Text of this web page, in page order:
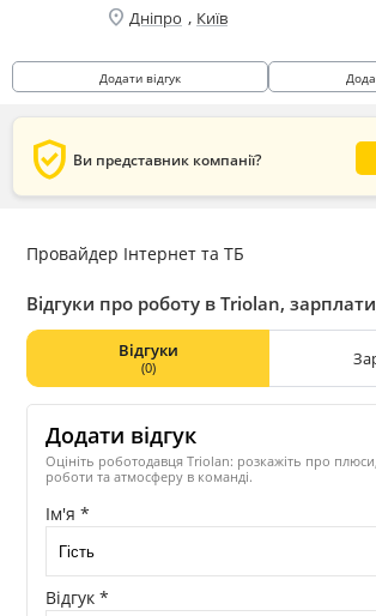
location_on Дніпро , Київ
Додати відгук
verified_user Ви представник компанії?
Провайдер Інтернет та ТБ
Відгуки про роботу в Triolan,
Відгуки
(0)
Додати відгук
Оцініть роботодавця Triolan: розкажіть про
роботи та атмосферу в команді.
Ім'я *
Відгук *